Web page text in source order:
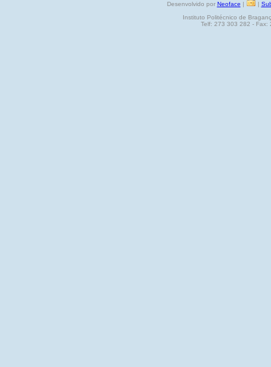
Desenvolvido por Neoface | |
Instituto Politécnico de
Telf: 273 303 282 - Fax: